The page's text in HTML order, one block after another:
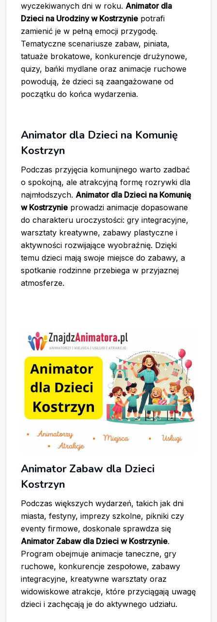
wyczekiwanych dni w roku. Animator dla
Dzieci na Urodziny w Kostrzynie potrafi
zamienić je w pełną emocji przygodę.
Tematyczne scenariusze zabaw, piniata,
tatuaże brokatowe, konkurencje drużynowe,
quizy, bańki mydlane oraz animacje ruchowe
powodują, że dzieci są zaangażowane od
początku do końca wydarzenia.
Animator dla Dzieci na Komunię
Kostrzyn
Podczas przyjęcia komunijnego warto zadbać
o spokojną, ale atrakcyjną formę rozrywki dla
najmłodszych. Animator dla Dzieci na Komunię
w Kostrzynie prowadzi animacje dopasowane
do charakteru uroczystości: gry integracyjne,
warsztaty kreatywne, zabawy plastyczne i
aktywności rozwijające wyobraźnię. Dzięki
temu dzieci mają swoje miejsce do zabawy, a
spotkanie rodzinne przebiega w przyjaznej
atmosferze.
Animator Zabaw dla Dzieci
Kostrzyn
Podczas większych wydarzeń, takich jak dni
miasta, festyny, imprezy szkolne, pikniki czy
eventy firmowe, doskonale sprawdza się
Animator Zabaw dla Dzieci w Kostrzynie.
Program obejmuje animacje taneczne, gry
ruchowe, konkurencje zespołowe, zabawy
integracyjne, kreatywne warsztaty oraz
widowiskowe atrakcje, które przyciągają uwagę
dzieci i zachęcają je do aktywnego udziału.